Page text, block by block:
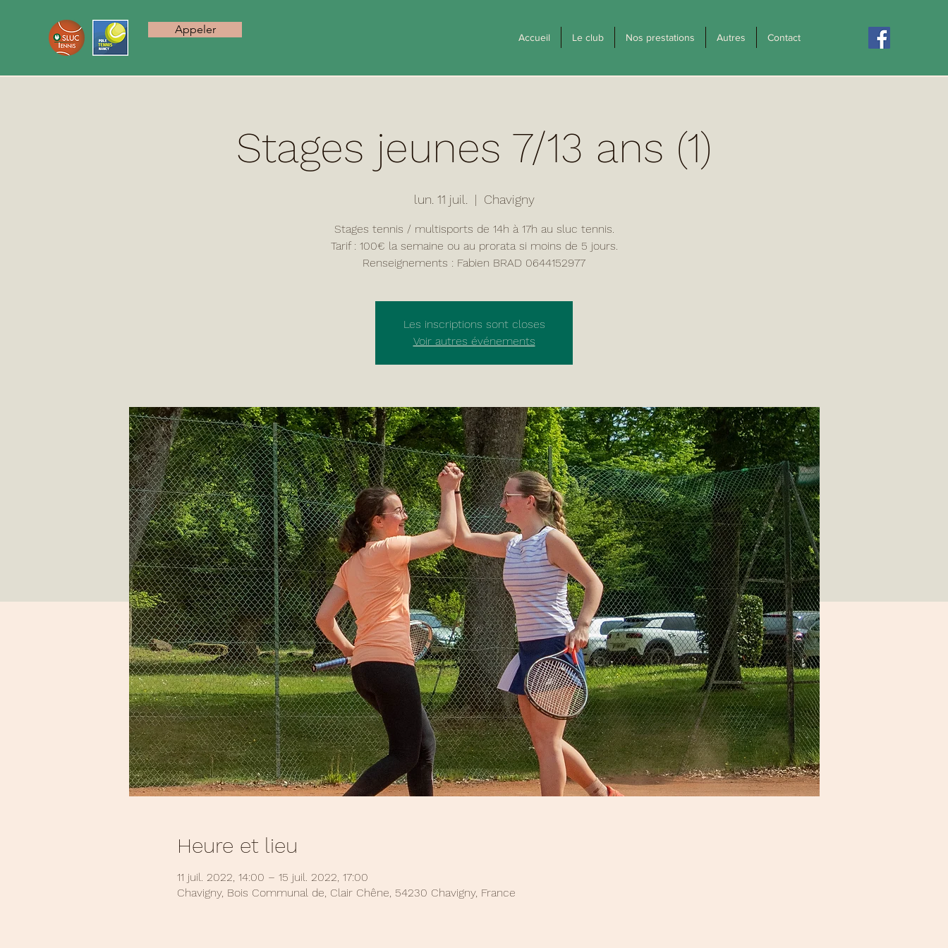
Appeler
Accueil Le club Nos prestations Autres Contact
Stages jeunes 7/13 ans (1)
lun. 11 juil.
  |
Chavigny
Stages tennis / multisports de 14h à 17h au sluc tennis.
Tarif : 100€ la semaine ou au prorata si moins de 5 jours.
Renseignements : Fabien BRAD 0644152977
Les inscriptions sont closes
Voir autres événements
Heure et lieu
11 juil. 2022, 14:00 – 15 juil. 2022, 17:00
Chavigny, Bois Communal de, Clair Chêne, 54230 Chavigny, France